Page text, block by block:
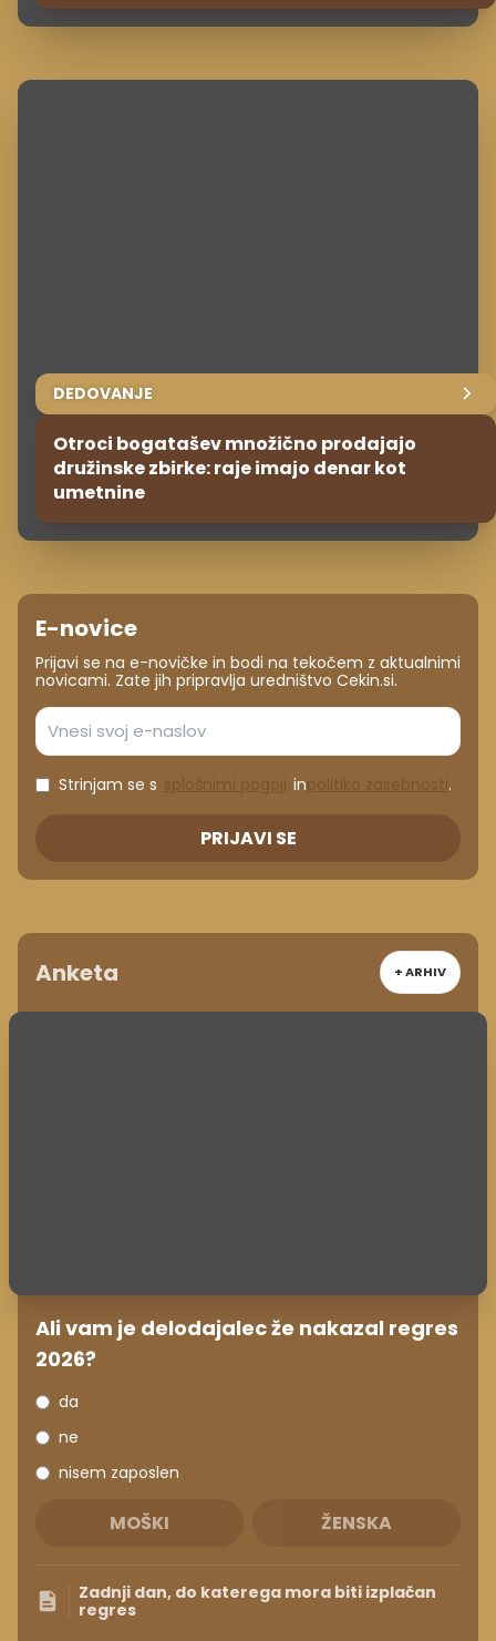
DEDOVANJE
Otroci bogatašev množično prodajajo
družinske zbirke: raje imajo denar kot
umetnine
E-novice
Prijavi se na e-novičke in bodi na tekočem z aktualnimi
novicami. Zate jih pripravlja uredništvo Cekin.si.
Strinjam se s in .
PRIJAVI SE
Anketa + ARHIV
Ali vam je delodajalec že nakazal regres
2026?
da
ne
nisem zaposlen
MOŠKI ŽENSKA
Zadnji dan, do katerega mora biti izplačan
regres